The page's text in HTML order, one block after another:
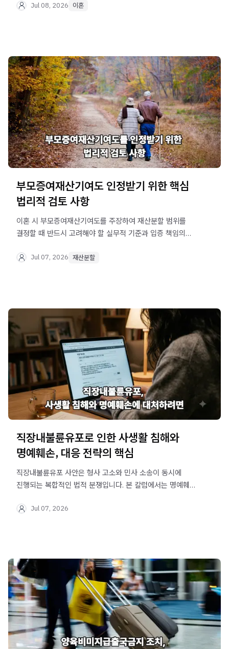
Jul 08, 2026 이혼
부모증여재산기여도 인정받기 위한 핵심
법리적 검토 사항
이혼 시 부모증여재산기여도를 주장하여 재산분할 범위를
결정할 때 반드시 고려해야 할 실무적 기준과 입증 책임의
필요한 법적 전략을 확인하세요.
Jul 07, 2026 재산분할
직장내불륜유포로 인한 사생활 침해와
명예훼손, 대응 전략의 핵심
직장내불륜유포 사안은 형사 고소와 민사 소송이 동시에
진행되는 복합적인 법적 분쟁입니다. 본 칼럼에서는 명예훼손
방안을 상세히 분석하여 의뢰인의 권리를 보호하는 지침을
Jul 07, 2026